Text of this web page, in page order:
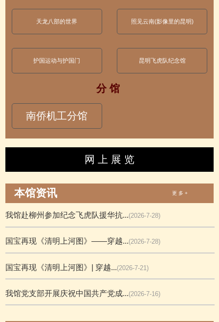
天龙八部的世界 照见云南(影像里的昆明)
护国运动与护国门 昆明飞虎队纪念馆
分 馆
南侨机工分馆
网 上 展 览
本馆资讯 更 多 +
我馆赴柳州参加纪念飞虎队援华抗...(2026-7-28)
国宝再现《清明上河图》——穿越...(2026-7-28)
国宝再现《清明上河图》| 穿越...(2026-7-21)
我馆党支部开展庆祝中国共产党成...(2026-7-16)